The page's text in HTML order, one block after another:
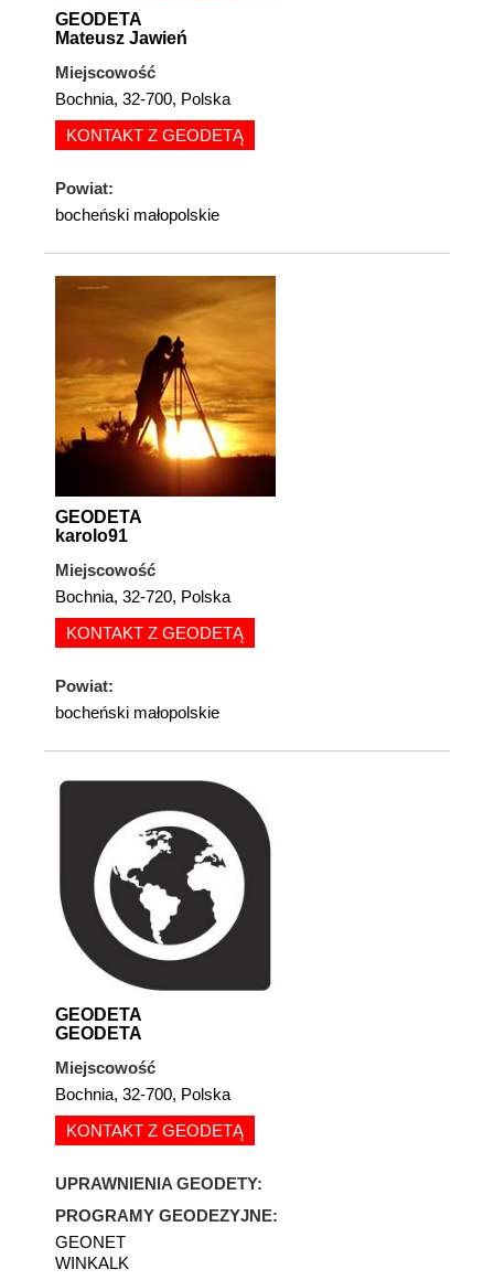
GEODETA
Mateusz Jawień
Miejscowość
Bochnia, 32-700, Polska
KONTAKT Z GEODETĄ
Powiat:
bocheński małopolskie
GEODETA
karolo91
Miejscowość
Bochnia, 32-720, Polska
KONTAKT Z GEODETĄ
Powiat:
bocheński małopolskie
GEODETA
GEODETA
Miejscowość
Bochnia, 32-700, Polska
KONTAKT Z GEODETĄ
UPRAWNIENIA GEODETY:
PROGRAMY GEODEZYJNE:
GEONET
WINKALK